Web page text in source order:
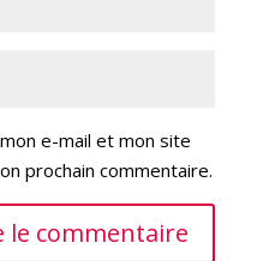
e-mail et mon site
prochain commentaire.
le commentaire